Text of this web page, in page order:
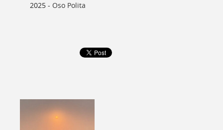
2025 - Oso Polita